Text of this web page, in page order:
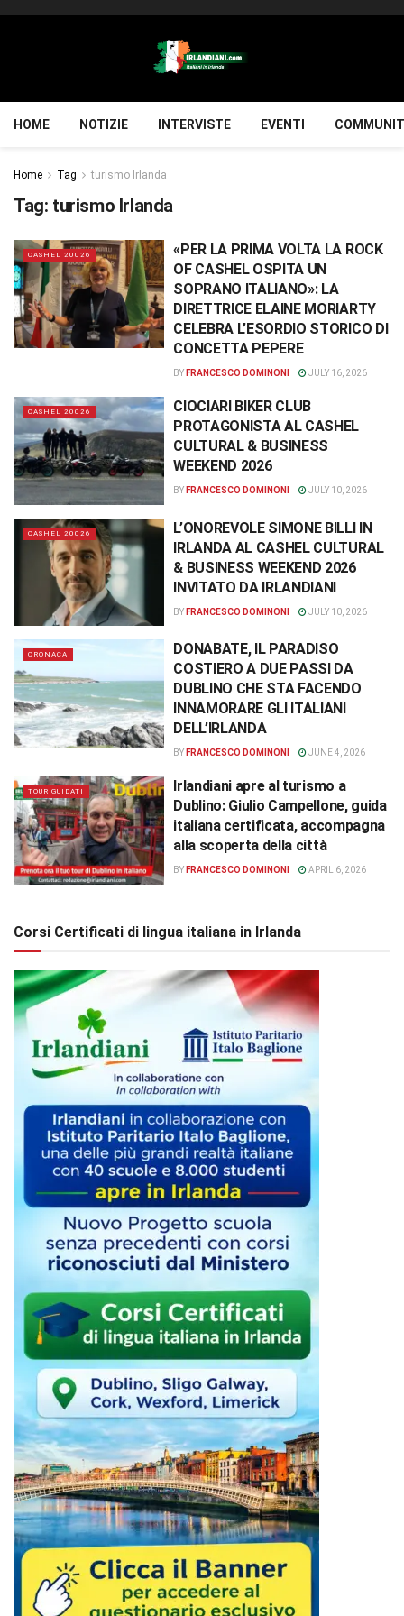
HOME NOTIZIE INTERVISTE EVENTI
Home Tag turismo Irlanda
Tag: turismo Irlanda
CASHEL 20026
«PER LA PRIMA VOLTA LA ROCK
OF CASHEL OSPITA UN
SOPRANO ITALIANO»: LA
DIRETTRICE ELAINE MORIARTY
CELEBRA L’ESORDIO STORICO DI
CONCETTA PEPERE
BY FRANCESCO DOMINONI JULY 16, 2026
CASHEL 20026
CIOCIARI BIKER CLUB
PROTAGONISTA AL CASHEL
CULTURAL & BUSINESS
WEEKEND 2026
BY FRANCESCO DOMINONI JULY 10, 2026
CASHEL 20026
L’ONOREVOLE SIMONE BILLI IN
IRLANDA AL CASHEL CULTURAL
& BUSINESS WEEKEND 2026
INVITATO DA IRLANDIANI
BY FRANCESCO DOMINONI JULY 10, 2026
CRONACA
DONABATE, IL PARADISO
COSTIERO A DUE PASSI DA
DUBLINO CHE STA FACENDO
INNAMORARE GLI ITALIANI
DELL’IRLANDA
BY FRANCESCO DOMINONI JUNE 4, 2026
TOUR GUIDATI
Irlandiani apre al turismo a
Dublino: Giulio Campellone, guida
italiana certificata, accompagna
alla scoperta della città
BY FRANCESCO DOMINONI APRIL 6, 2026
Corsi Certificati di lingua italiana in Irlanda